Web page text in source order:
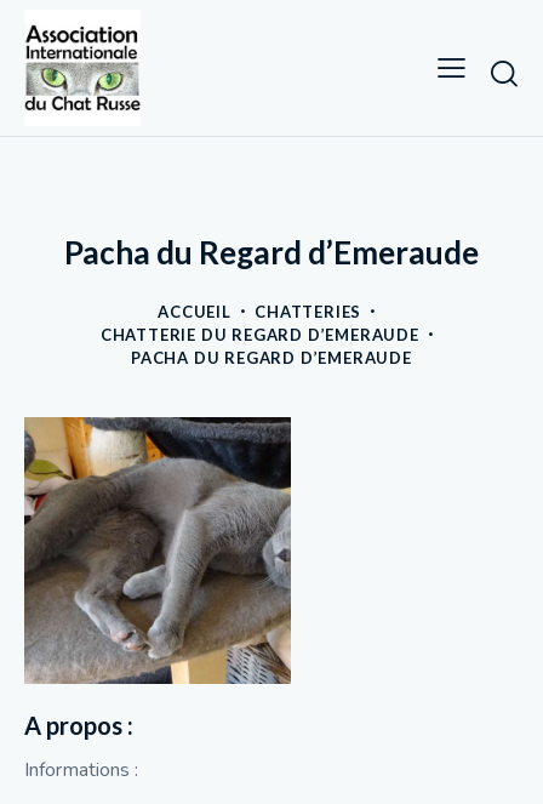
Pacha du Regard d’Emeraude
ACCUEIL
CHATTERIES
CHATTERIE DU REGARD D’EMERAUDE
PACHA DU REGARD D’EMERAUDE
A propos :
Informations :